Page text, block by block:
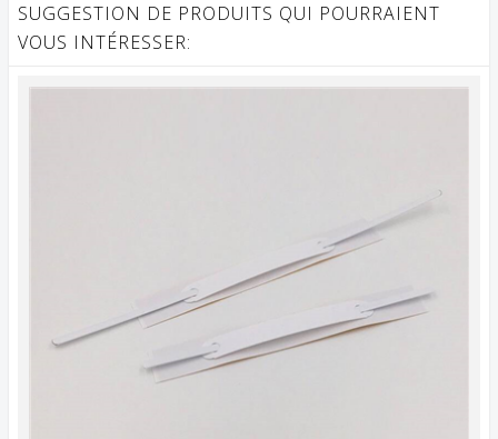
SUGGESTION DE PRODUITS QUI POURRAIENT
VOUS INTÉRESSER: